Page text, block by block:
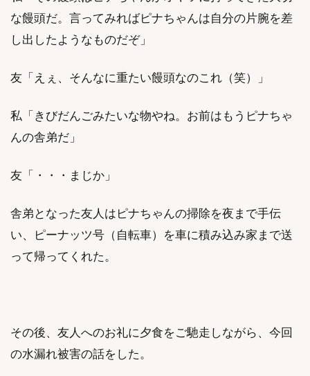
な饅頭だ。言ってみればピナちゃんは自分の片腕を差
し出したようなものだぞ」
友「えぇ、そんなに重たい饅頭なのこれ（笑）」
私「きびだんごみたいな物やね。お前はもうピナちゃ
んの舎弟だ」
友「・・・まじか」
舎弟となった友人はピナちゃんの掃除を夜まで手伝
い、ピーナッツ号（自転車）を車に積み込み家まで送
って帰ってくれた。
その後、友人へのお礼に夕食をご馳走しながら、今回
の水漏れ被害の話をした。